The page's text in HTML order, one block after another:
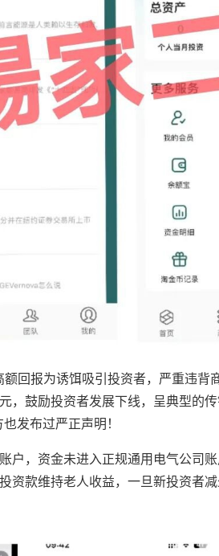
回报为诱饵吸引投资者，严重违背
，鼓励投资者发展下线，呈典型的
发布过严正声明！
户，资金未进入正规通用电气公司
资款维持老人收益，一旦新投资者